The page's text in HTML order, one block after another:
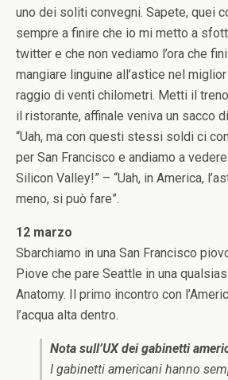
uno dei soliti convegni. Sapete, quei
sempre a finire che io mi metto a
twitter e che non vediamo l’ora che
mangiare linguine all’astice nel
raggio di venti chilometri. Metti il
il ristorante, affinale veniva un sacco
“Uah, ma con questi stessi soldi ci
per San Francisco e andiamo a
Silicon Valley!” – “Uah, in America,
meno, si può fare”.
12 marzo
Sbarchiamo in una San Francisco
Piove che pare Seattle in una
Anatomy. Il primo incontro con
l’acqua alta dentro.
Nota sull’UX dei gabinetti
I gabinetti americani hanno